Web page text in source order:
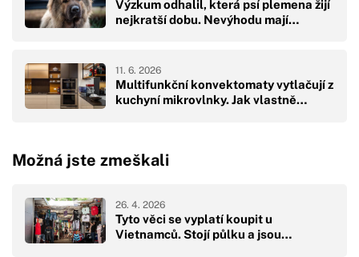
Výzkum odhalil, která psí plemena žijí
nejkratší dobu. Nevýhodu mají…
Multifunkční konvektomaty vytlačují z
kuchyní mikrovlnky. Jak vlastně…
11. 6. 2026
Možná jste zmeškali
Tyto věci se vyplatí koupit u
Vietnamců. Stojí půlku a jsou…
26. 4. 2026